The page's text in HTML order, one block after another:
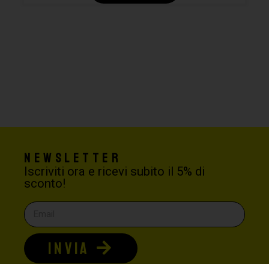
Newsletter
Iscriviti ora e ricevi subito il 5% di
sconto!
INVIA